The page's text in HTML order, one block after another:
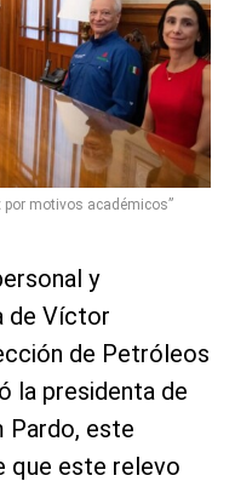
por motivos académicos”
y
de Víctor
de Petróleos
la presidenta de
Pardo, este
que este relevo